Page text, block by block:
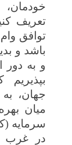
تعریف
توافق
‏باشد و
و به دور
جهان،
میان
سرمایه
در غرب